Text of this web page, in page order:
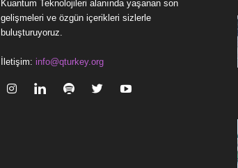
Kuantum Teknolojileri alanında yaşanan son
gelişmeleri ve özgün içerikleri sizlerle
buluşturuyoruz.
İletişim: info@qturkey.org